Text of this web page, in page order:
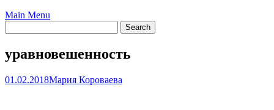
Main Menu
уравновешенность
01.02.2018Мария Короваева